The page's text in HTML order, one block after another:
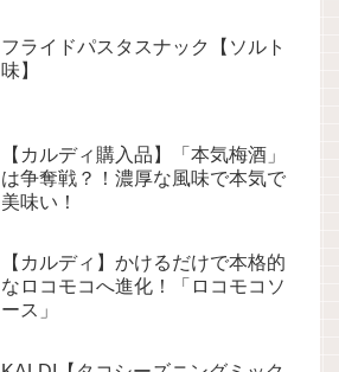
フライドパスタスナック【ソルト
味】
【カルディ購入品】「本気梅酒」
は争奪戦？！濃厚な風味で本気で
美味い！
【カルディ】かけるだけで本格的
なロコモコへ進化！「ロコモコソ
ース」